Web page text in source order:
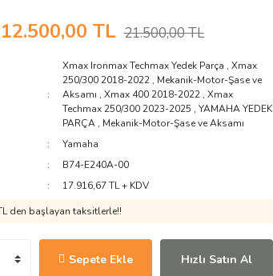
12.500,00 TL 21.500,00 TL
Xmax Ironmax Techmax Yedek Parça ,Xmax
250/300 2018-2022 , Mekanik-Motor-Şase ve
Aksamı ,Xmax 400 2018-2022 ,Xmax
Techmax 250/300 2023-2025 ,YAMAHA YEDEK
PARÇA , Mekanik-Motor-Şase ve Aksamı
Yamaha
B74-E240A-00
17.916,67 TL + KDV
den başlayan taksitlerle!!
Sepete Ekle Hızlı Satın Al